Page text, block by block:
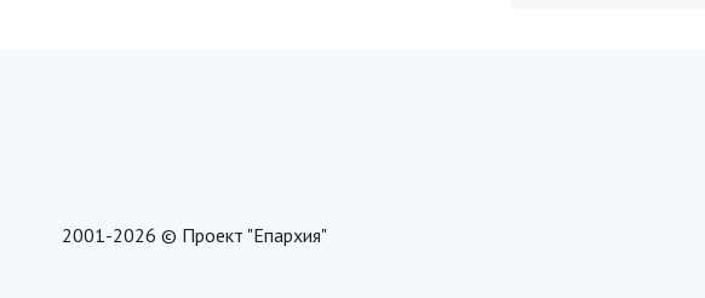
2001-2026 © Проект "Епархия"